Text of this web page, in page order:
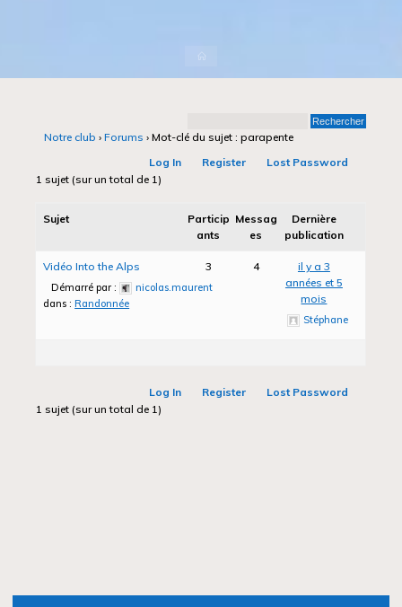
Notre club › Forums › Mot-clé du sujet : parapente
Log In
Register
Lost Password
1 sujet (sur un total de 1)
Sujet
Particip
ants
Messag
es
Dernière
publication
Vidéo Into the Alps
Démarré par :
nicolas.maurent
dans : Randonnée
3 4
il y a 3
années et 5
mois
Stéphane
Log In Register
Lost Password
1 sujet (sur un total de 1)